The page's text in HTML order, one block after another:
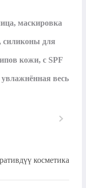
маскировка
силиконы для
кожи, с SPF
весь
косметика